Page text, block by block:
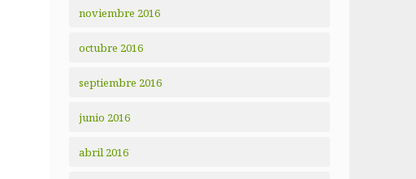
noviembre 2016
octubre 2016
septiembre 2016
junio 2016
abril 2016